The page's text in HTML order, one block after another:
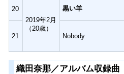
20
2019年2月
（20歳）
黒い羊
21 Nobody
織田奈那／アルバム収録曲